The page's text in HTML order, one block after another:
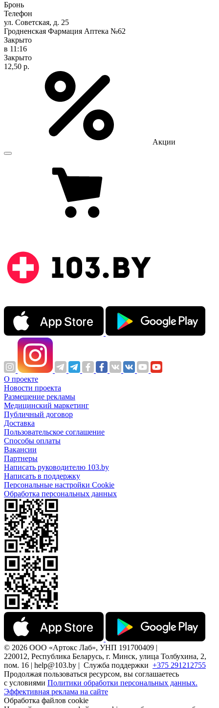
Бронь
Телефон
ул. Советская, д. 25
Гродненская Фармация Аптека №62
Закрыто
в 11:16
Закрыто
12,50 р.
Акции
О проекте
Новости проекта
Размещение рекламы
Медицинский маркетинг
Публичный договор
Доставка
Пользовательское соглашение
Способы оплаты
Вакансии
Партнеры
Написать руководителю 103.by
Написать в поддержку
Персональные настройки Cookie
Обработка персональных данных
© 2026 ООО «Артокс Лаб», УНП 191700409 |
220012, Республика Беларусь, г. Минск, улица Толбухина, 2,
пом. 16 | help@103.by | Служба поддержки +375 291212755
Продолжая пользоваться ресурсом, вы соглашаетесь
с условиями Политики обработки персональных данных.
Эффективная реклама на сайте
Обработка файлов cookie